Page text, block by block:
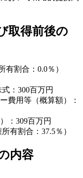
取得前後の
割合：0.0％）
300百万円
概算額）：
百万円
有割合：37.5％）
内容